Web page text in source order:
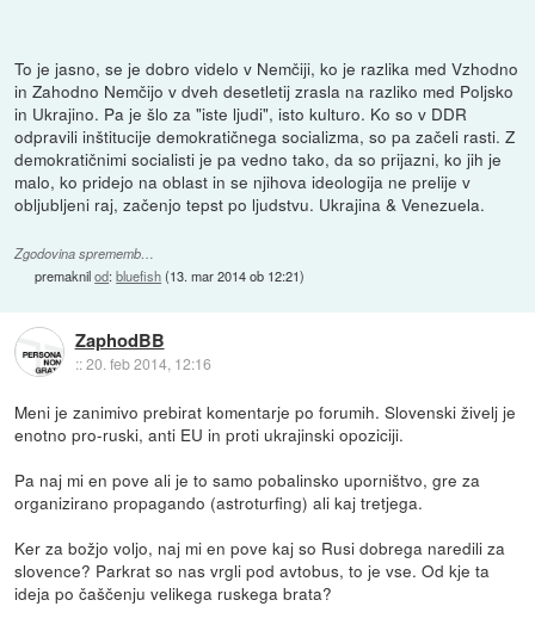
To je jasno, se je dobro videlo v Nemčiji, ko je razlika med Vzhodno
in Zahodno Nemčijo v dveh desetletij zrasla na razliko med Poljsko
in Ukrajino. Pa je šlo za "iste ljudi", isto kulturo. Ko so v DDR
odpravili inštitucije demokratičnega socializma, so pa začeli rasti. Z
demokratičnimi socialisti je pa vedno tako, da so prijazni, ko jih je
malo, ko pridejo na oblast in se njihova ideologija ne prelije v
obljubljeni raj, začenjo tepst po ljudstvu. Ukrajina & Venezuela.
Zgodovina sprememb…
premaknilod:bluefish(13. mar 2014 ob 12:21)
ZaphodBB
::20. feb 2014, 12:16
Meni je zanimivo prebirat komentarje po forumih. Slovenski živelj je
enotno pro-ruski, anti EU in proti ukrajinski opoziciji.
Pa naj mi en pove ali je to samo pobalinsko uporništvo, gre za
organizirano propagando (astroturfing) ali kaj tretjega.
Ker za božjo voljo, naj mi en pove kaj so Rusi dobrega naredili za
slovence? Parkrat so nas vrgli pod avtobus, to je vse. Od kje ta
ideja po čaščenju velikega ruskega brata?